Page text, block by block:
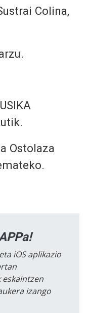
Colina,
Ostolaza
iOS aplikazio
izango